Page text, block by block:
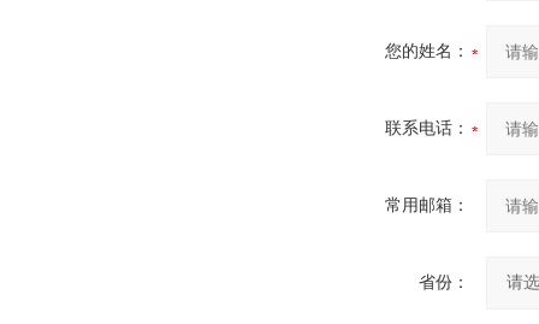
您的姓名：
联系电话：
常用邮箱：
省份：